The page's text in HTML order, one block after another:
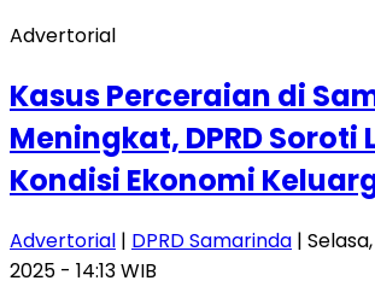
Advertorial
Kasus Perceraian di
Meningkat, DPRD Soroti
Kondisi Ekonomi
Advertorial | DPRD Samarinda |
2025 - 14:13 WIB